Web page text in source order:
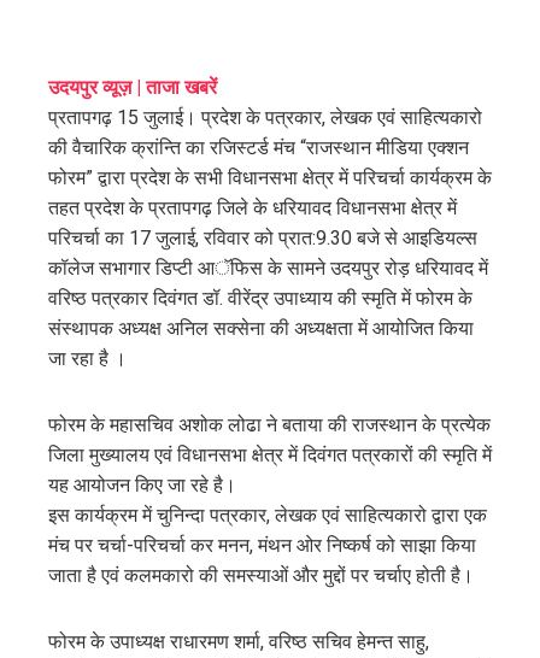
उदयपुर व्यूज़ | ताजा खबरें
प्रतापगढ़ 15 जुलाई। प्रदेश के पत्रकार, लेखक एवं साहित्यकारो
की वैचारिक क्रांन्ति का रजिस्टर्ड मंच “राजस्थान मीडिया एक्शन
फोरम” द्वारा प्रदेश के सभी विधानसभा क्षेत्र में परिचर्चा कार्यक्रम के
तहत प्रदेश के प्रतापगढ़ जिले के धरियावद विधानसभा क्षेत्र में
परिचर्चा का 17 जुलाई, रविवार को प्रात:9.30 बजे से आइडियल्स
कॉलेज सभागार डिप्टी आॅफिस के सामने उदयपुर रोड़ धरियावद में
वरिष्ठ पत्रकार दिवंगत डॉ. वीरेंद्र उपाध्याय की स्मृति में फोरम के
संस्थापक अध्यक्ष अनिल सक्सेना की अध्यक्षता में आयोजित किया
जा रहा है ।
फोरम के महासचिव अशोक लोढा ने बताया की राजस्थान के प्रत्येक
जिला मुख्यालय एवं विधानसभा क्षेत्र में दिवंगत पत्रकारों की स्मृति में
यह आयोजन किए जा रहे है।
इस कार्यक्रम में चुनिन्दा पत्रकार, लेखक एवं साहित्यकारो द्वारा एक
मंच पर चर्चा-परिचर्चा कर मनन, मंथन ओर निष्कर्ष को साझा किया
जाता है एवं कलमकारो की समस्याओं और मुद्दों पर चर्चाए होती है।
फोरम के उपाध्यक्ष राधारमण शर्मा, वरिष्ठ सचिव हेमन्त साहु,